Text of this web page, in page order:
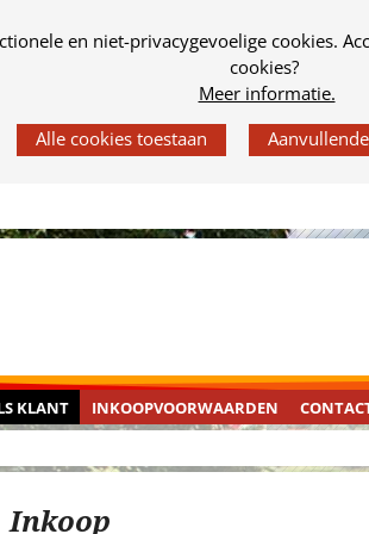
en niet-privacygevoelige cookies.
cookies?
Meer informatie.
k
i
d
KLANT INKOOPVOORWAARDEN
Inkoop